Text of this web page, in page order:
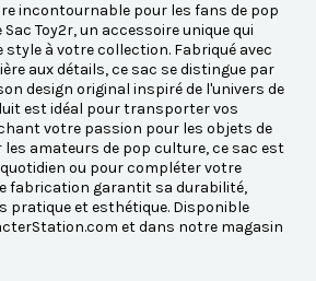
incontournable pour les fans de pop
Toy2r, un accessoire unique qui
à votre collection. Fabriqué avec
aux détails, ce sac se distingue par
design original inspiré de l'univers de
est idéal pour transporter vos
votre passion pour les objets de
amateurs de pop culture, ce sac est
ou pour compléter votre
fabrication garantit sa durabilité,
pratique et esthétique. Disponible
et dans notre magasin